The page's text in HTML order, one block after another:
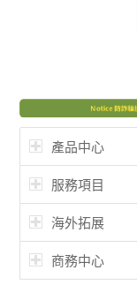
產品中心
服務項目
海外拓展
商務中心